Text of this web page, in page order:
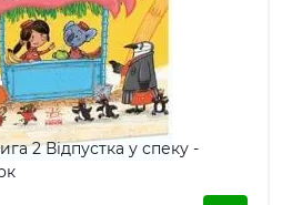
2 Відпустка у спеку -